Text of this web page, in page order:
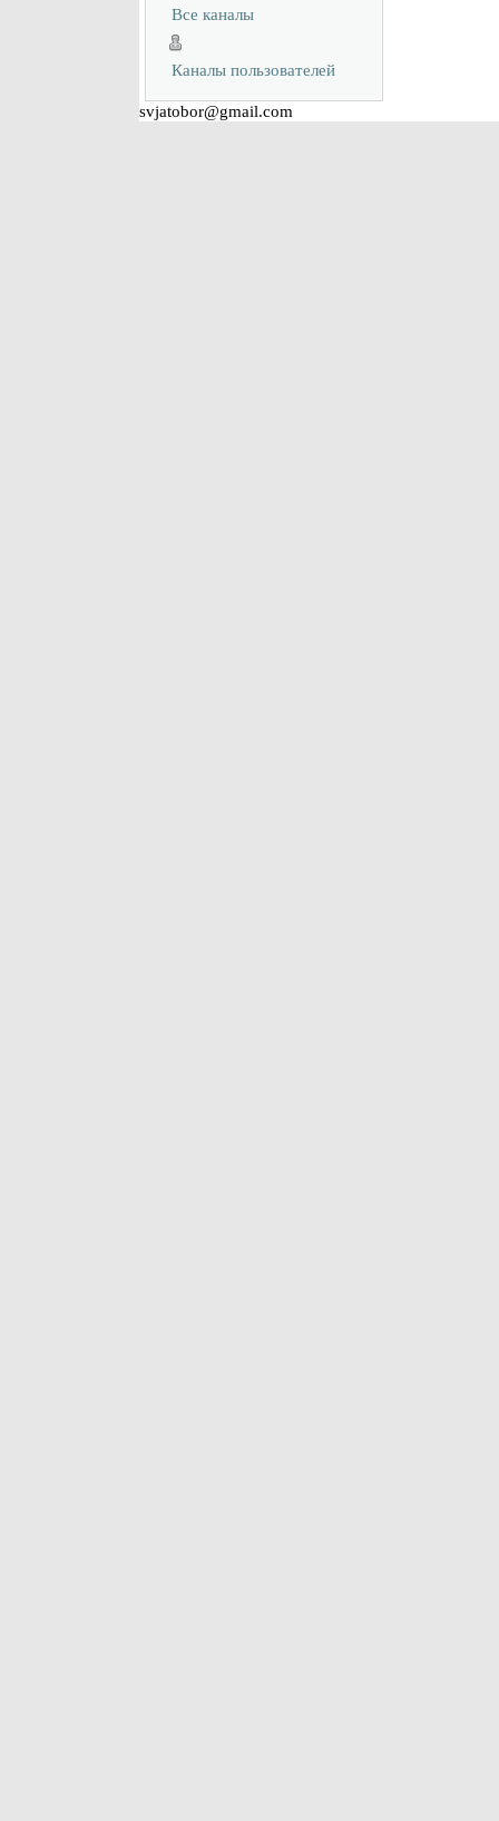
Все каналы
Каналы пользователей
svjatobor@gmail.com